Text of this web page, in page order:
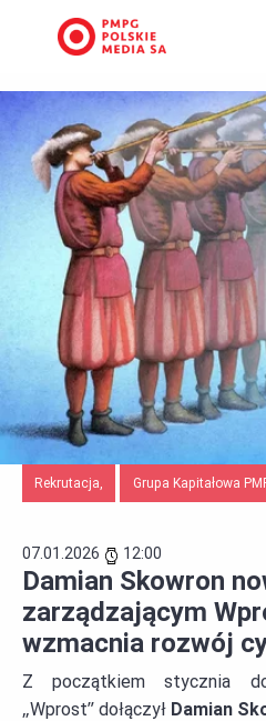
Rekrutacja, Grupa Kapitałowa
07.01.2026 12:00
Damian Skowron
zarządzającym
wzmacnia rozwój
Z początkiem stycznia
„Wprost” dołączył Damian